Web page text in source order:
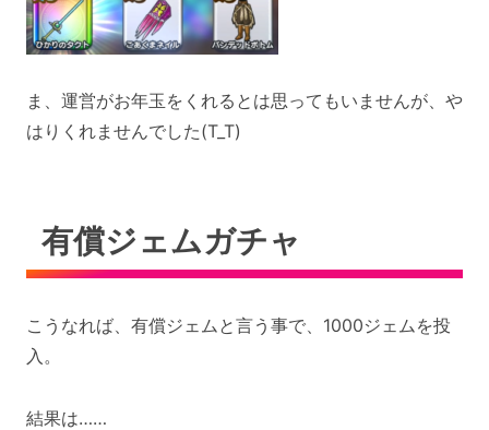
ま、運営がお年玉をくれるとは思ってもいませんが、や
はりくれませんでした(T_T)
有償ジェムガチャ
こうなれば、有償ジェムと言う事で、1000ジェムを投
入。
結果は……